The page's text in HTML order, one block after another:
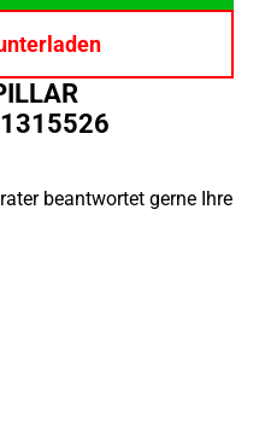
1315526
beantwortet gerne Ihre